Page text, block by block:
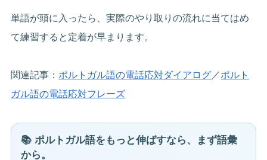
単語が頭に入ったら、実際のやり取りの流れに当てはめ
て練習すると定着が早まります。
関連記事： ポルトガル語の電話応対ダイアログ ／ポルト
ガル語の電話応対フレーズ
📚 ポルトガル語をもっと伸ばすなら、まず語彙
から。